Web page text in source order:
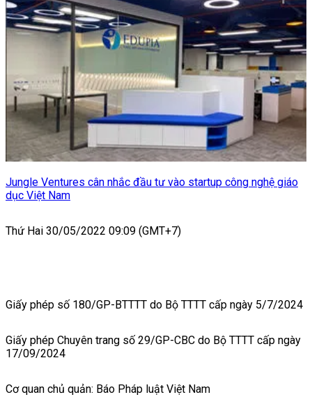
Jungle Ventures cân nhắc đầu tư vào startup công nghệ giáo
dục Việt Nam
Thứ Hai 30/05/2022 09:09 (GMT+7)
Giấy phép số 180/GP-BTTTT do Bộ TTTT cấp ngày 5/7/2024
Giấy phép Chuyên trang số 29/GP-CBC do Bộ TTTT cấp ngày
17/09/2024
Cơ quan chủ quản: Báo Pháp luật Việt Nam